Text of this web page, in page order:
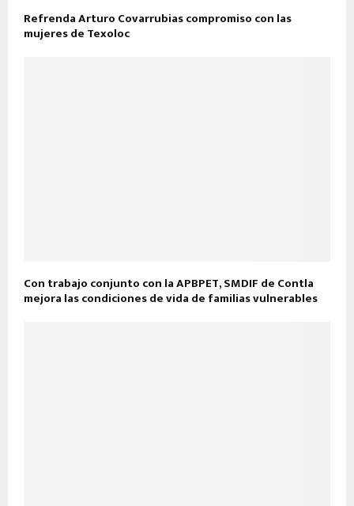
Refrenda Arturo Covarrubias compromiso con las
mujeres de Texoloc
Con trabajo conjunto con la APBPET, SMDIF de Contla
mejora las condiciones de vida de familias vulnerables